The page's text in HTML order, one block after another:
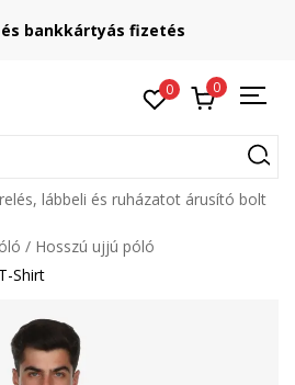
bankkártyás fizetés
0 0
lábbeli és ruházatot árusító bolt
Hosszú ujjú póló
Shirt